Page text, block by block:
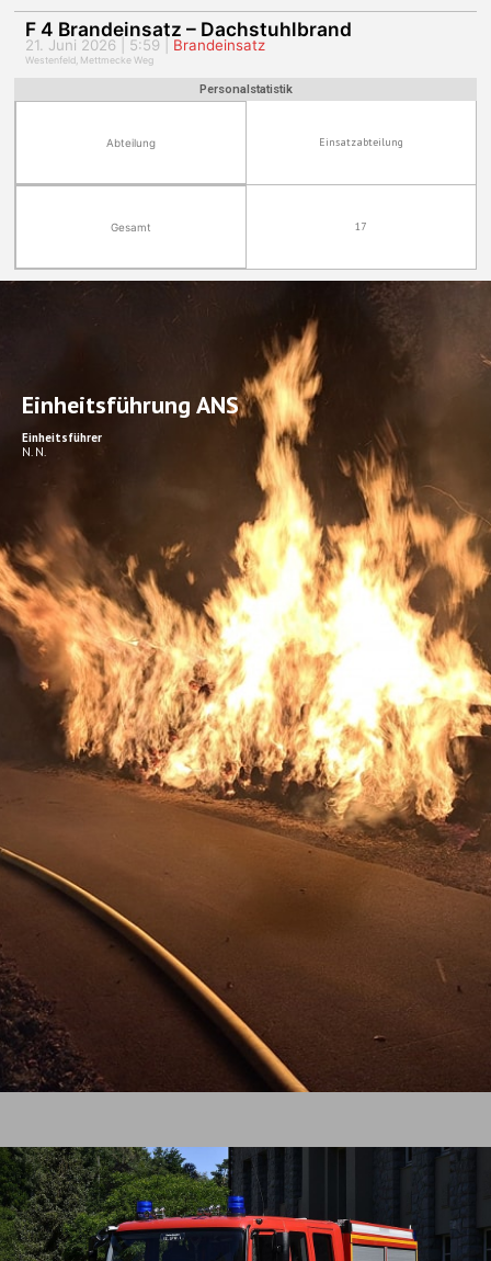
F 4 Brandeinsatz – Dachstuhlbrand
21. Juni 2026 | 5:59 | Brandeinsatz
Westenfeld, Mettmecke Weg
Personalstatistik
Abteilung Einsatzabteilung
Gesamt 17
Einheitsführung ANS
Einheitsführer
N. N.